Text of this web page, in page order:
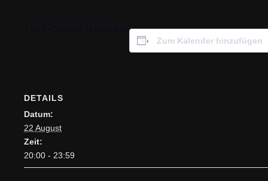
Deaf Forever präsentiert:
Zum Kalender hinzufügen
DETAILS
Datum:
22 August
Zeit:
20:00 - 23:59